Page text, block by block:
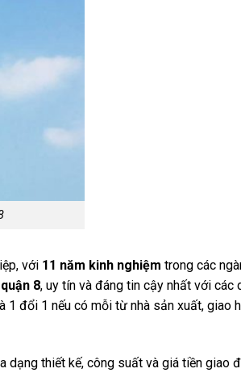
với 11 năm kinh nghiệm trong các
quận 8, uy tín và đáng tin cậy nhất với
đổi 1 nếu có mỗi từ nhà sản xuất, giao
dạng thiết kế, công suất và giá tiền giao